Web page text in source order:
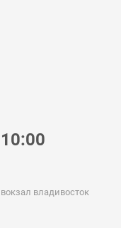
10:00
вокзал владивосток